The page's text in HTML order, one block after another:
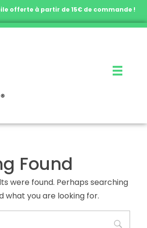
offerte à partir de 15€ de commande !
Found
were found. Perhaps searching
what you are looking for.